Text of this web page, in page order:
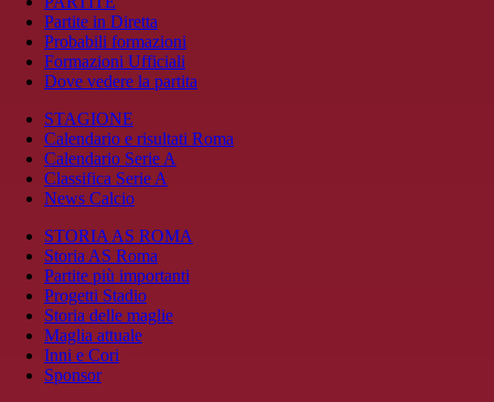
Partite in Diretta
Probabili formazioni
Formazioni Ufficiali
Dove vedere la partita
STAGIONE
Calendario e risultati Roma
Calendario Serie A
Classifica Serie A
News Calcio
STORIA AS ROMA
Storia AS Roma
Partite più importanti
Progetti Stadio
Storia delle maglie
Maglia attuale
Inni e Cori
Sponsor